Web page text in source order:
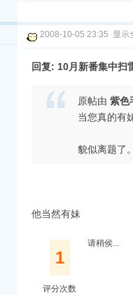
2008-10-05 23:35 显示
回复: 10月新番集中扫
原帖由 紫色
当您真的有
貌似离题了
他当然有妹
1
评分次数
请稍侯...